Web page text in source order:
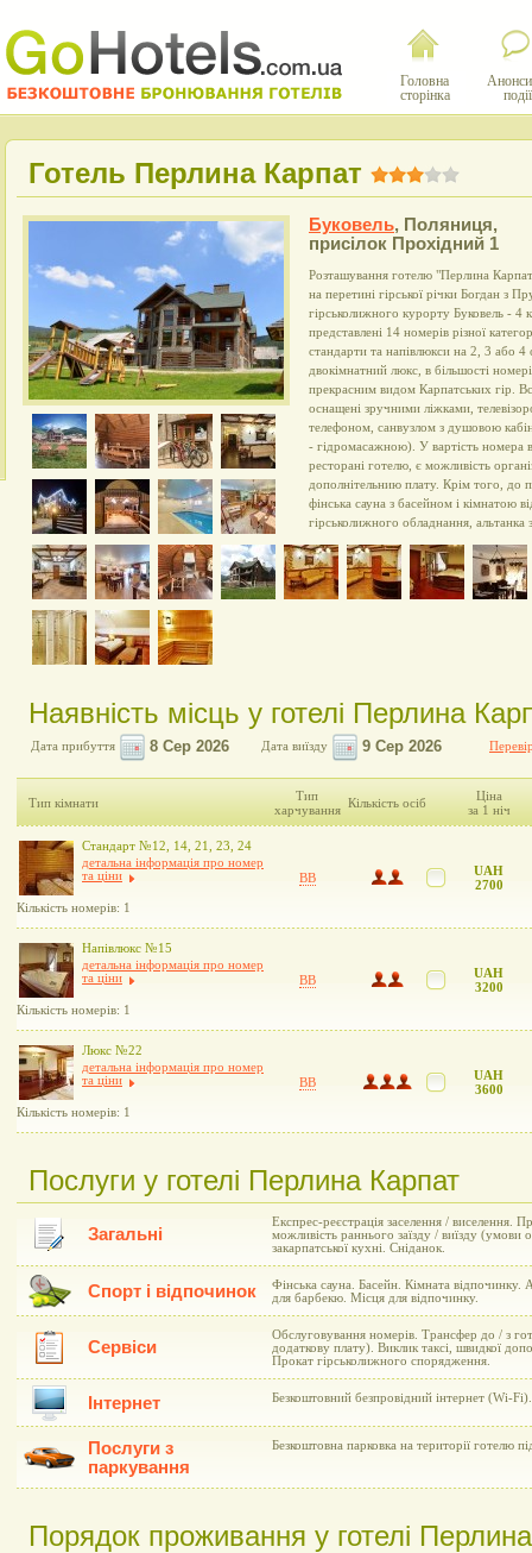
Головна
сторінка
події
Готель Перлина Карпат
Буковель, Поляниця,
присілок Прохідний 1
Розташування готелю "Перлина
на перетині гірської річки Богдан з
гірськолижного курорту Буковель - 4
представлені 14 номерів різної
стандарти та напівлюкси на 2, 3 або
двокімнатний люкс, в більшості
прекрасним видом Карпатських гір.
оснащені зручними ліжками,
телефоном, санвузлом з душовою
- гідромасажною). У вартість номера
ресторані готелю, є можливість
дополнітельнию плату. Крім того, до
фінська сауна з басейном і кімнатою
гірськолижного обладнання, альтанка
Наявність місць у готелі Перлина
Дата прибуття Дата виїзду
Тип кімнати
Тип
харчування Кількість осіб
Ціна
за 1 ніч
Стандарт №12, 14, 21, 23, 24
детальна інформація про номер
та ціни
Кількість номерів: 1
BB
UAH
2700
Напівлюкс №15
детальна інформація про номер
та ціни
Кількість номерів: 1
BB
UAH
3200
Люкс №22
детальна інформація про номер
та ціни
Кількість номерів: 1
BB
UAH
3600
Послуги у готелі Перлина Карпат
Загальні
Експрес-реєстрація заселення / виселення.
можливість раннього заїзду / виїзду (умови
закарпатської кухні. Сніданок.
Спорт і відпочинок
Фінська сауна. Басейн. Кімната відпочинку.
для барбекю. Місця для відпочинку.
Сервіси
Обслуговування номерів. Трансфер до / з
додаткову плату). Виклик таксі, швидкої
Прокат гірськолижного спорядження.
Інтернет Безкоштовний безпровідний інтернет (Wi-Fi).
Послуги з
паркування
Безкоштовна парковка на території готелю
Порядок проживання у готелі